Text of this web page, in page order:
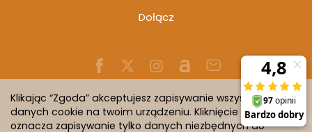
Dołącz
Sklep internetowy SOTESHOP AI
Klikając “Zgoda” akceptujesz zapisywanie wszystkich
danych cookie na twoim urządzeniu. Kliknięcie “Odmowa”
oznacza zapisywanie tylko danych niezbędnych do